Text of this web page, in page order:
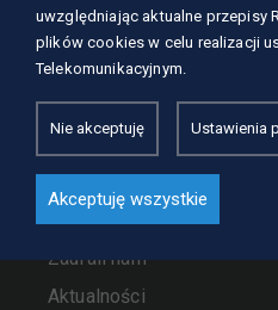
Mapa strony
O nas
Nasze usługi
Dla kursantów
Zaufali nam
Aktualności
uwzględniając aktualne przepisy
plików cookies w celu realizacji
Telekomunikacyjnym.
Nie akceptuję Ustawienia
Akceptuję wszystkie